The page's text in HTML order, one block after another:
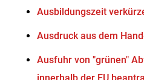
Ausbildungszeit
Ausdruck aus dem
Ausfuhr von "grünen"